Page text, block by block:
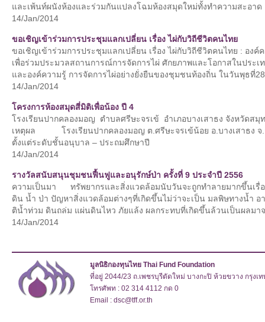
และเพ้นท์ผนังห้องและร่วมกันแปลงโฉมห้องสมุดใหม่ทั้งทำความสะอาด
14/Jan/2014
ขอเชิญเข้าร่วมการประชุมแลกเปลี่ยน เรื่อง ไผ่กับวิถีชีวิตคนไทย
ขอเชิญเข้าร่วมการประชุมแลกเปลี่ยน เรื่อง ไผ่กับวิถีชีวิตคนไทย : อง
เพื่อร่วมประมวลสถานการณ์การจัดการไผ่ ศักยภาพและโอกาสในประ
และองค์ความรู้ การจัดการไผ่อย่างยั่งยืนของชุมชนท้องถิ่น ในวันพุธที่
14/Jan/2014
โครงการห้องสมุดสี่มิติเพื่อน้อง ปี 4
โรงเรียนปากคลองมอญ ตำบลศรีษะจรเข้ อำเภอบางเสาธง จังหวัดส
เหตุผล โรงเรียนปากคลองมอญ ต.ศรีษะจรเข้น้อย อ.บางเสาธง จ.
ตั้งแต่ระดับชั้นอนุบาล – ประถมศึกษาปี
14/Jan/2014
รางวัลสนับสนุนชุมชนฟื้นฟูและอนุรักษ์ป่า ครั้งที่ 9 ประจำปี 2556
ความเป็นมา ทรัพยากรและสิ่งแวดล้อมนับวันจะถูกทำลายมากขึ้นเรื่อ
ดิน นํ้า ป่า ปัญหาสิ่งแวดล้อมต่างๆที่เกิดขึ้นไม่ว่าจะเป็น มลพิษทางนํ้า
ตินํ้าท่วม ดินถล่ม แผ่นดินไหว ภัยแล้ง ผลกระทบที่เกิดขึ้นล้วนเป็นผลมา
14/Jan/2014
มูลนิธิกองทุนไทย Thai Fund Foundation
ที่อยู่ 2044/23 ถ.เพชรบุรีตัดใหม่ บางกะปิ ห้วยขวาง กรุงเ
โทรศัพท : 02 314 4112 กด 0
Email : dsc@tff.or.th